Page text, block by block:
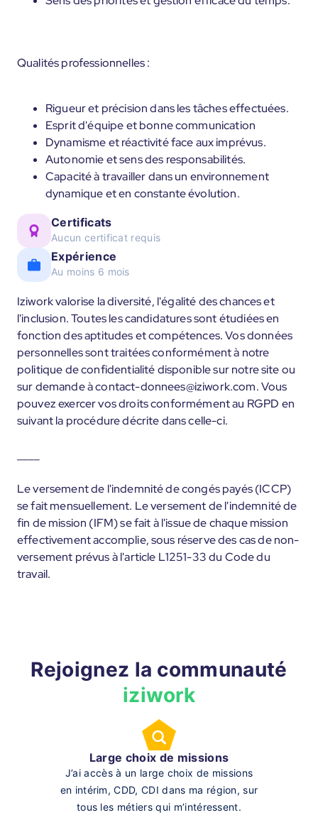
Qualités professionnelles :
Rigueur et précision dans les tâches effectuées.
Esprit d'équipe et bonne communication
Dynamisme et réactivité face aux imprévus.
Autonomie et sens des responsabilités.
Capacité à travailler dans un environnement
dynamique et en constante évolution.
Certificats
Aucun certificat requis
Expérience
Au moins 6 mois
Iziwork valorise la diversité, l'égalité des chances et
l'inclusion. Toutes les candidatures sont étudiées en
fonction des aptitudes et compétences. Vos données
personnelles sont traitées conformément à notre
politique de confidentialité disponible sur notre site ou
sur demande à contact-donnees@iziwork.com. Vous
pouvez exercer vos droits conformément au RGPD en
suivant la procédure décrite dans celle-ci.
Le versement de l'indemnité de congés payés (ICCP)
se fait mensuellement. Le versement de l'indemnité de
fin de mission (IFM) se fait à l'issue de chaque mission
effectivement accomplie, sous réserve des cas de non-
versement prévus à l'article L1251-33 du Code du
travail.
Rejoignez la communauté
iziwork
Large choix de missions
J’ai accès à un large choix de missions
en intérim, CDD, CDI dans ma région, sur
tous les métiers qui m’intéressent.